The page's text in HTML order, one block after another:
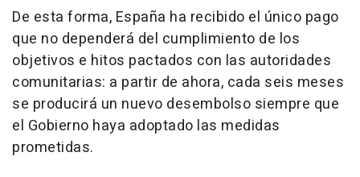
De esta forma, España ha recibido el único pago
que no dependerá del cumplimiento de los
objetivos e hitos pactados con las autoridades
comunitarias: a partir de ahora, cada seis meses
se producirá un nuevo desembolso siempre que
el Gobierno haya adoptado las medidas
prometidas.